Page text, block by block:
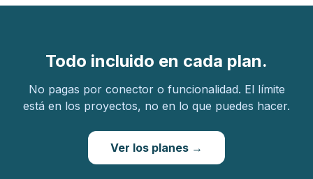
Todo incluido en cada plan.
No pagas por conector o funcionalidad. El límite
está en los proyectos, no en lo que puedes hacer.
Ver los planes →